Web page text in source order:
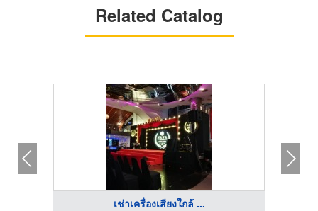
Related Catalog
เช่าเครื่องเสียงใกล้ ...